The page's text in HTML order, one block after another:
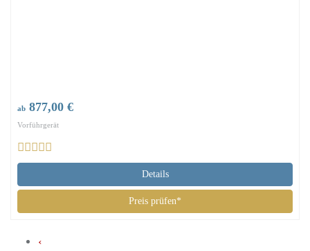
ab 877,00 €
Vorführgerät
Details
Preis prüfen*
‹